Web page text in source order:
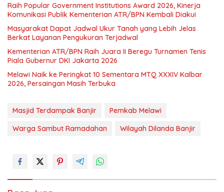
Raih Popular Government Institutions Award 2026, Kinerja
Komunikasi Publik Kementerian ATR/BPN Kembali Diakui
Masyarakat Dapat Jadwal Ukur Tanah yang Lebih Jelas
Berkat Layanan Pengukuran Terjadwal
Kementerian ATR/BPN Raih Juara II Beregu Turnamen Tenis
Piala Gubernur DKI Jakarta 2026
Melawi Naik ke Peringkat 10 Sementara MTQ XXXIV Kalbar
2026, Persaingan Masih Terbuka
Masjid Terdampak Banjir
Pemkab Melawi
Warga Sambut Ramadahan
Wilayah Dilanda Banjir